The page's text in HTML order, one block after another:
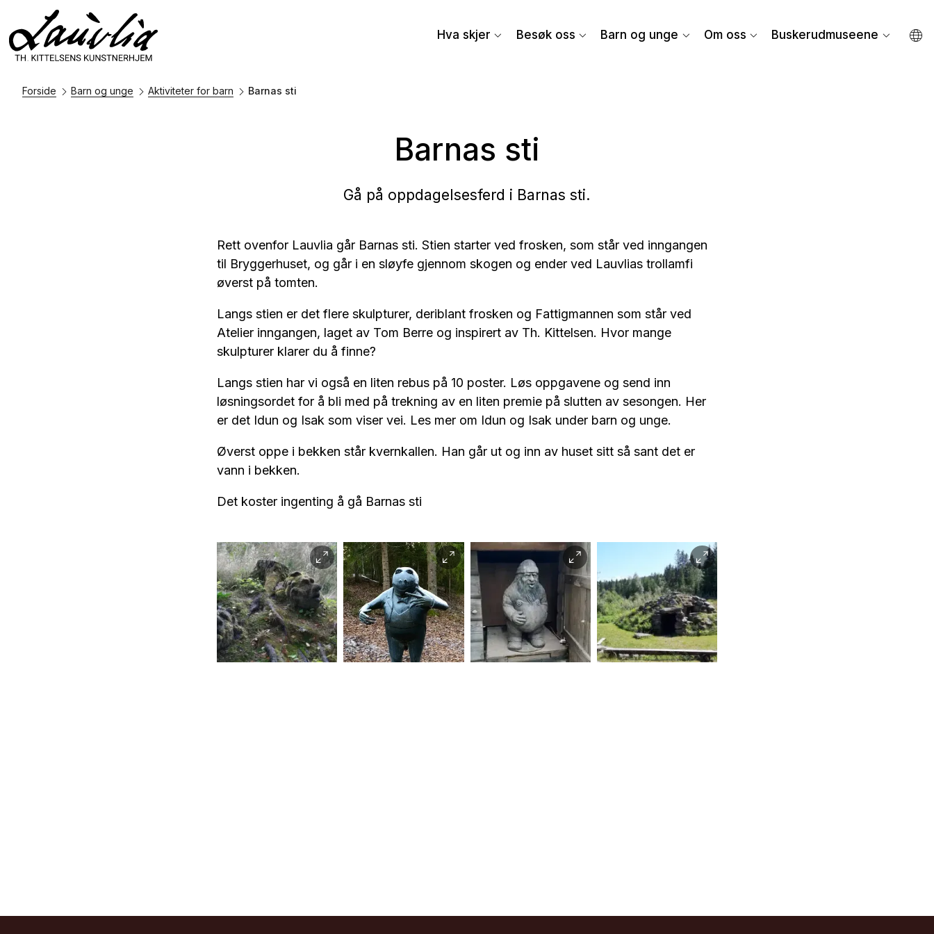
Hva skjer Besøk oss Barn og unge Om oss Buskerudmuseene
Forside Barn og unge Aktiviteter for barn Barnas sti
Barnas sti
Gå på oppdagelsesferd i Barnas sti.
Rett ovenfor Lauvlia går Barnas sti. Stien starter ved frosken, som står ved inngangen
til Bryggerhuset, og går i en sløyfe gjennom skogen og ender ved Lauvlias trollamfi
øverst på tomten.
Langs stien er det flere skulpturer, deriblant frosken og Fattigmannen som står ved
Atelier inngangen, laget av Tom Berre og inspirert av Th. Kittelsen. Hvor mange
skulpturer klarer du å finne?
Langs stien har vi også en liten rebus på 10 poster. Løs oppgavene og send inn
løsningsordet for å bli med på trekning av en liten premie på slutten av sesongen. Her
er det Idun og Isak som viser vei. Les mer om Idun og Isak under barn og unge.
Øverst oppe i bekken står kvernkallen. Han går ut og inn av huset sitt så sant det er
vann i bekken.
Det koster ingenting å gå Barnas sti